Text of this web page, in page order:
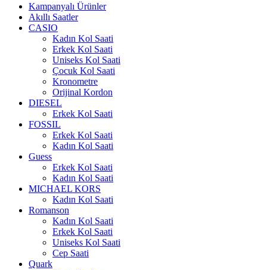
Kampanyalı Ürünler
Akıllı Saatler
CASIO
Kadın Kol Saati
Erkek Kol Saati
Uniseks Kol Saati
Çocuk Kol Saati
Kronometre
Orijinal Kordon
DIESEL
Erkek Kol Saati
FOSSIL
Erkek Kol Saati
Kadın Kol Saati
Guess
Erkek Kol Saati
Kadın Kol Saati
MICHAEL KORS
Kadın Kol Saati
Romanson
Kadın Kol Saati
Erkek Kol Saati
Uniseks Kol Saati
Cep Saati
Quark